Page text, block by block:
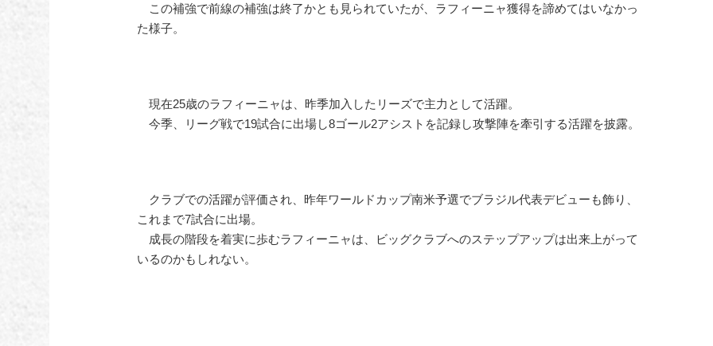
この補強で前線の補強は終了かとも見られていたが、ラフィーニャ獲得を諦めてはいなかっ
た様子。
現在25歳のラフィーニャは、昨季加入したリーズで主力として活躍。
今季、リーグ戦で19試合に出場し8ゴール2アシストを記録し攻撃陣を牽引する活躍を披露。
クラブでの活躍が評価され、昨年ワールドカップ南米予選でブラジル代表デビューも飾り、
これまで7試合に出場。
成長の階段を着実に歩むラフィーニャは、ビッグクラブへのステップアップは出来上がって
いるのかもしれない。